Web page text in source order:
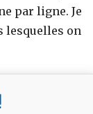
par ligne. Je
lesquelles on